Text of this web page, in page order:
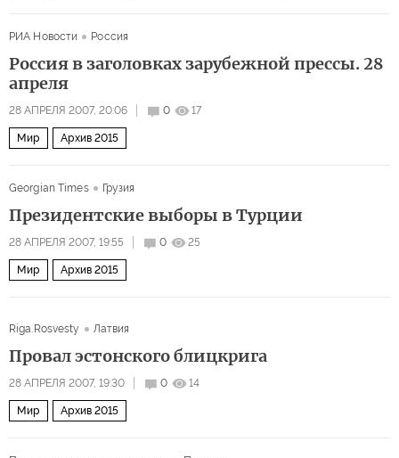
РИА Новости Россия
Россия в заголовках зарубежной прессы. 28
апреля
28 АПРЕЛЯ 2007, 20:06 0 17
Мир Архив 2015
Georgian Times Грузия
Президентские выборы в Турции
28 АПРЕЛЯ 2007, 19:55 0 25
Мир Архив 2015
Riga.Rosvesty Латвия
Провал эстонского блицкрига
28 АПРЕЛЯ 2007, 19:30 0 14
Мир Архив 2015